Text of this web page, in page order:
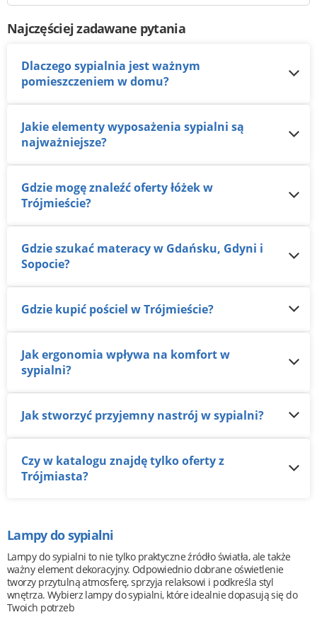
Najczęściej zadawane pytania
Dlaczego sypialnia jest ważnym
pomieszczeniem w domu?
Jakie elementy wyposażenia sypialni są
najważniejsze?
Gdzie mogę znaleźć oferty łóżek w
Trójmieście?
Gdzie szukać materacy w Gdańsku, Gdyni i
Sopocie?
Gdzie kupić pościel w Trójmieście?
Jak ergonomia wpływa na komfort w
sypialni?
Jak stworzyć przyjemny nastrój w sypialni?
Czy w katalogu znajdę tylko oferty z
Trójmiasta?
Lampy do sypialni
Lampy do sypialni to nie tylko praktyczne źródło światła, ale także
ważny element dekoracyjny. Odpowiednio dobrane oświetlenie
tworzy przytulną atmosferę, sprzyja relaksowi i podkreśla styl
wnętrza. Wybierz lampy do sypialni, które idealnie dopasują się do
Twoich potrzeb